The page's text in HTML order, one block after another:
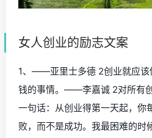
女人创业的励志文案
1、——亚里士多德 2创业就应该
钱的事情。——李嘉诚 2对所有
一句话：从创业得第一天起，你
败，而不是成功。我最困难的时